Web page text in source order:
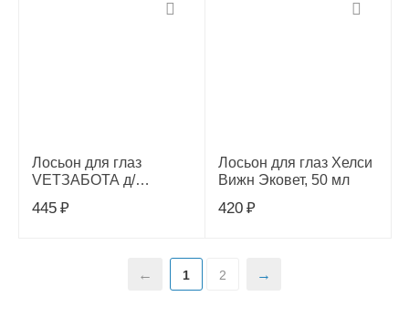
Лосьон для глаз
VETЗАБОТА д/
60 мл.
445 ₽
Лосьон для глаз Хелси
Вижн Эковет, 50 мл
420 ₽
1 2